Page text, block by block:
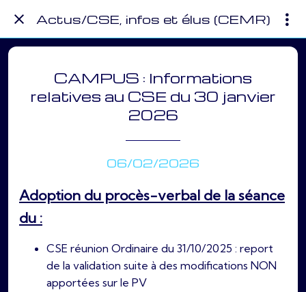
Actus/CSE, infos et élus (CEMR)
CAMPUS : Informations
relatives au CSE du 30 janvier
2026
06/02/2026
Adoption du procès-verbal de la séance
du :
CSE réunion Ordinaire du 31/10/2025 : report
de la validation suite à des modifications NON
apportées sur le PV